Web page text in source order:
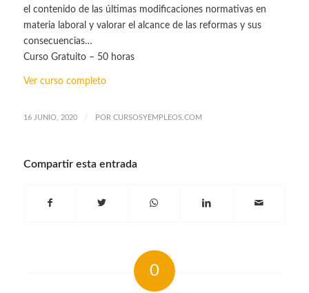
el contenido de las últimas modificaciones normativas en
materia laboral y valorar el alcance de las reformas y sus
consecuencias…
Curso Gratuito – 50 horas
Ver curso completo
16 JUNIO, 2020 / POR CURSOSYEMPLEOS.COM
Compartir esta entrada
0